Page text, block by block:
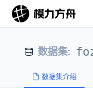
数据集:
数据集介绍